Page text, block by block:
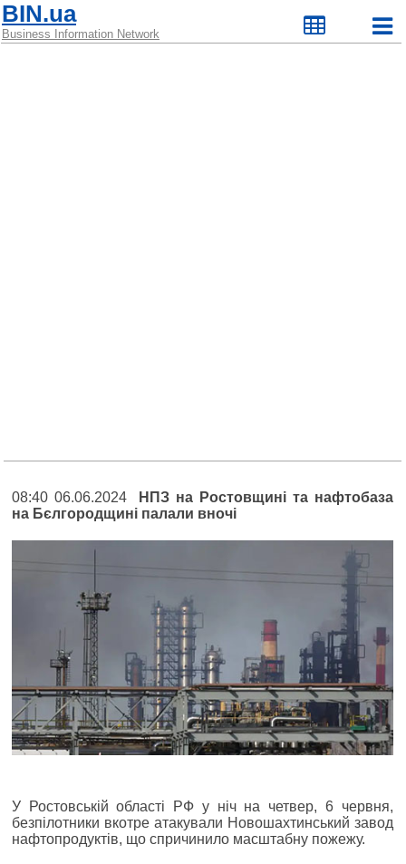
BIN.ua
Business Information Network
08:40 06.06.2024
НПЗ на Ростовщині та нафтобаза
на Бєлгородщині палали вночі
У Ростовській області РФ у ніч на четвер, 6 червня,
безпілотники вкотре атакували Новошахтинський завод
нафтопродуктів, що спричинило масштабну пожежу.